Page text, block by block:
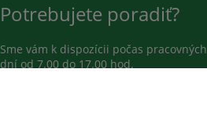
Potrebujete poradiť?
Sme vám k dispozícii počas pracovných
dní od 7.00 do 17.00 hod.